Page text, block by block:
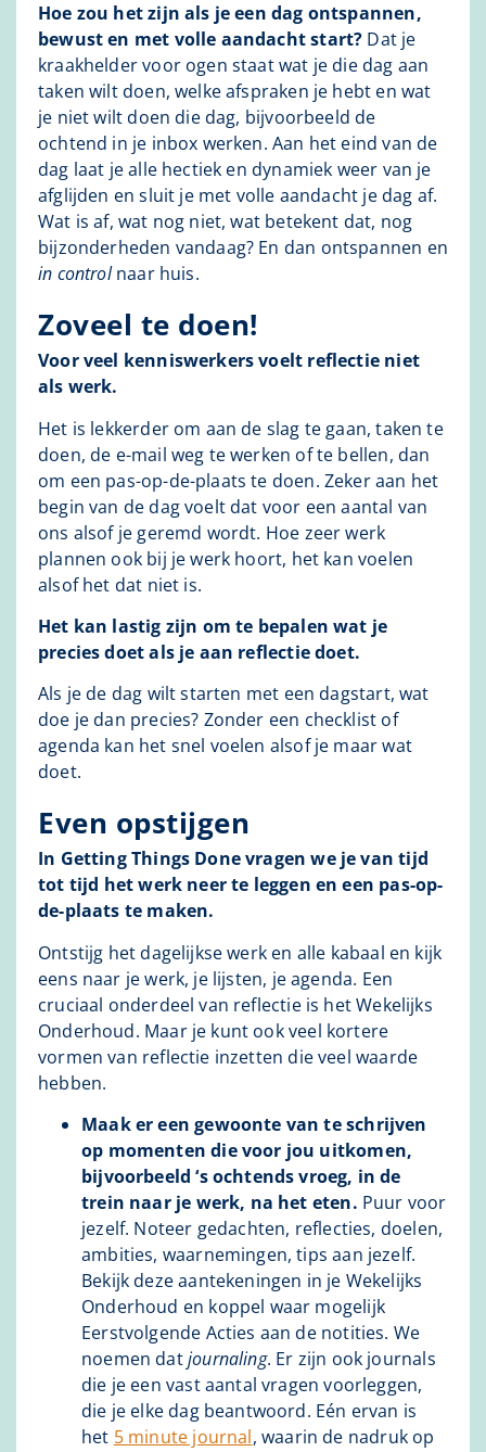
Hoe zou het zijn als je een dag ontspannen,
bewust en met volle aandacht start? Dat je
kraakhelder voor ogen staat wat je die dag aan
taken wilt doen, welke afspraken je hebt en wat
je niet wilt doen die dag, bijvoorbeeld de
ochtend in je inbox werken. Aan het eind van de
dag laat je alle hectiek en dynamiek weer van je
afglijden en sluit je met volle aandacht je dag af.
Wat is af, wat nog niet, wat betekent dat, nog
bijzonderheden vandaag? En dan ontspannen en
in controlnaar huis.
Zoveel te doen!
Voor veel kenniswerkers voelt reflectie niet
als werk.
Het is lekkerder om aan de slag te gaan, taken te
doen, de e-mail weg te werken of te bellen, dan
om een pas-op-de-plaats te doen. Zeker aan het
begin van de dag voelt dat voor een aantal van
ons alsof je geremd wordt. Hoe zeer werk
plannen ook bij je werk hoort, het kan voelen
alsof het dat niet is.
Het kan lastig zijn om te bepalen wat je
precies doet als je aan reflectie doet.
Als je de dag wilt starten met een dagstart, wat
doe je dan precies? Zonder een checklist of
agenda kan het snel voelen alsof je maar wat
doet.
Even opstijgen
In Getting Things Done vragen we je van tijd
tot tijd het werk neer te leggen en een pas-op-
de-plaats te maken.
Ontstijg het dagelijkse werk en alle kabaal en kijk
eens naar je werk, je lijsten, je agenda. Een
cruciaal onderdeel van reflectie is het Wekelijks
Onderhoud. Maar je kunt ook veel kortere
vormen van reflectie inzetten die veel waarde
hebben.
Maak er een gewoonte van te schrijven
op momenten die voor jou uitkomen,
bijvoorbeeld ‘s ochtends vroeg, in de
trein naar je werk, na het eten. Puur voor
jezelf. Noteer gedachten, reflecties, doelen,
ambities, waarnemingen, tips aan jezelf.
Bekijk deze aantekeningen in je Wekelijks
Onderhoud en koppel waar mogelijk
Eerstvolgende Acties aan de notities. We
noemen datjournaling. Er zijn ook journals
die je een vast aantal vragen voorleggen,
die je elke dag beantwoord. Eén ervan is
het 5 minute journal, waarin de nadruk op